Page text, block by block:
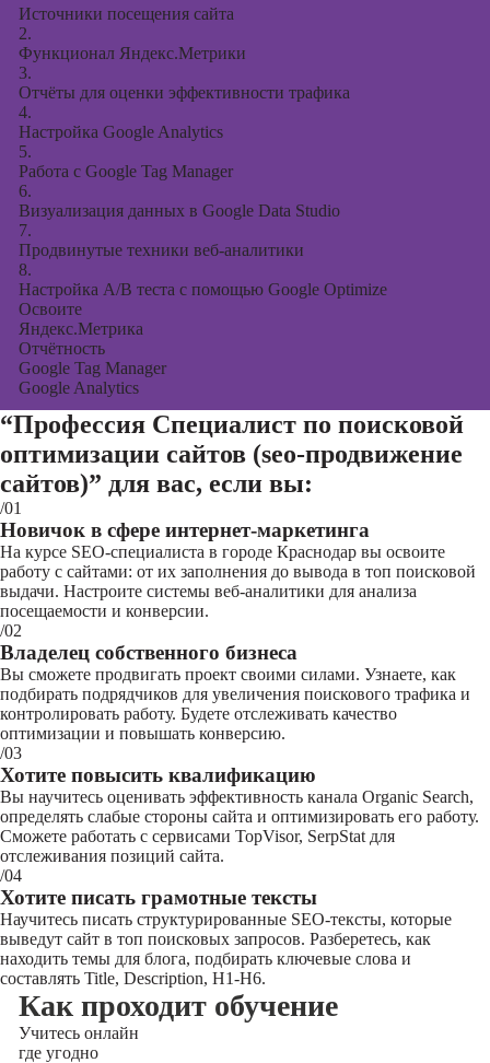
Источники посещения сайта
2.
Функционал Яндекс.Метрики
3.
Отчёты для оценки эффективности трафика
4.
Настройка Google Analytics
5.
Работа с Google Tag Manager
6.
Визуализация данных в Google Data Studio
7.
Продвинутые техники веб-аналитики
8.
Настройка A/B теста с помощью Google Optimize
Освоите
Яндекс.Метрика
Отчётность
Google Tag Manager
Google Analytics
“Профессия Специалист по поисковой
оптимизации сайтов (seo-продвижение
сайтов)” для вас, если вы:
/01
Новичок в сфере интернет-маркетинга
На курсе SEO-специалиста в городе Краснодар вы освоите
работу с сайтами: от их заполнения до вывода в топ поисковой
выдачи. Настроите системы веб-аналитики для анализа
посещаемости и конверсии.
/02
Владелец собственного бизнеса
Вы сможете продвигать проект своими силами. Узнаете, как
подбирать подрядчиков для увеличения поискового трафика и
контролировать работу. Будете отслеживать качество
оптимизации и повышать конверсию.
/03
Хотите повысить квалификацию
Вы научитесь оценивать эффективность канала Organic Search,
определять слабые стороны сайта и оптимизировать его работу.
Сможете работать с сервисами TopVisor, SerpStat для
отслеживания позиций сайта.
/04
Хотите писать грамотные тексты
Научитесь писать структурированные SEO-тексты, которые
выведут сайт в топ поисковых запросов. Разберетесь, как
находить темы для блога, подбирать ключевые слова и
составлять Title, Description, H1-H6.
Как проходит обучение
Учитесь онлайн
где угодно